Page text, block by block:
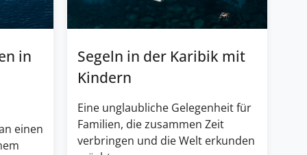
in
einen
Segeln in der Karibik mit
Kindern
Eine unglaubliche Gelegenheit für
Familien, die zusammen Zeit
verbringen und die Welt erkunden